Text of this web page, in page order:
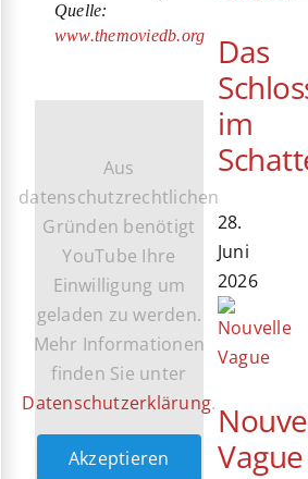
Quelle:
www.themoviedb.org
Aus
datenschutzrechtlichen
Gründen benötigt
YouTube Ihre
Einwilligung um
geladen zu werden.
Mehr Informationen
finden Sie unter
Datenschutzerklärung.
Akzeptieren
Das
im
28.
Juni
2026
Vague